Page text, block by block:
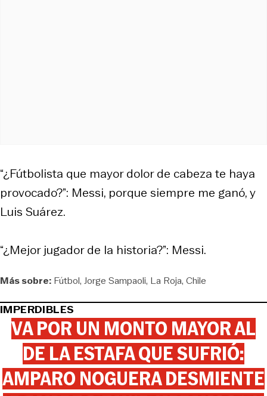
“¿Fútbolista que mayor dolor de cabeza te haya
provocado?”: Messi, porque siempre me ganó, y
Luis Suárez.
“¿Mejor jugador de la historia?”: Messi.
Más sobre: Fútbol Jorge Sampaoli La Roja Chile
IMPERDIBLES
VA POR UN MONTO MAYOR AL
DE LA ESTAFA QUE SUFRIÓ:
AMPARO NOGUERA DESMIENTE